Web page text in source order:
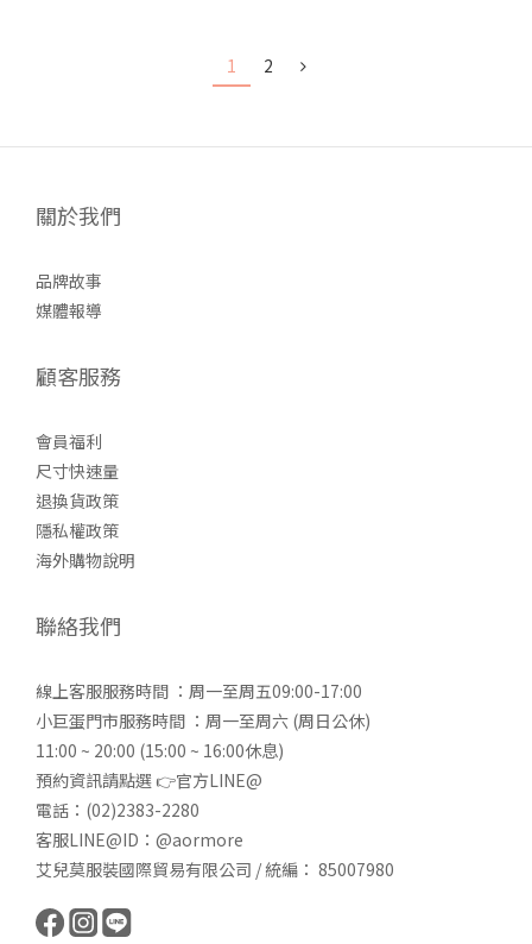
1 2
關於我們
品牌故事
媒體報導
顧客服務
會員福利
尺寸快速量
退換貨政策
隱私權政策
海外購物說明
聯絡我們
線上客服服務時間 ：周一至周五09:00-17:00
小巨蛋門市服務時間 ：周一至周六 (周日公休)
11:00 ~ 20:00 (15:00 ~ 16:00休息)
預約資訊請點選 👉官方LINE@
電話：(02)2383-2280
客服LINE@ID：@aormore
艾兒莫服裝國際貿易有限公司 / 統編： 85007980